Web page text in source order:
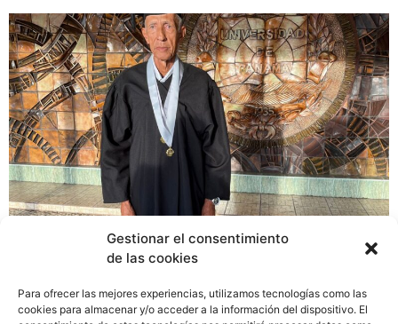
Gestionar el consentimiento
de las cookies
Para ofrecer las mejores experiencias, utilizamos tecnologías como las
cookies para almacenar y/o acceder a la información del dispositivo. El
Danilo Rodríguez Acosta es un profesional de la
comunicación social de 83 años de edad, recién